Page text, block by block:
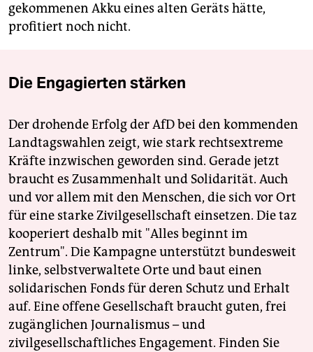
gekommenen Akku eines alten Geräts hätte,
profitiert noch nicht.
Die Engagierten stärken
Der drohende Erfolg der AfD bei den kommenden
Landtagswahlen zeigt, wie stark rechtsextreme
Kräfte inzwischen geworden sind. Gerade jetzt
braucht es Zusammenhalt und Solidarität. Auch
und vor allem mit den Menschen, die sich vor Ort
für eine starke Zivilgesellschaft einsetzen. Die taz
kooperiert deshalb mit "Alles beginnt im
Zentrum". Die Kampagne unterstützt bundesweit
linke, selbstverwaltete Orte und baut einen
solidarischen Fonds für deren Schutz und Erhalt
auf. Eine offene Gesellschaft braucht guten, frei
zugänglichen Journalismus – und
zivilgesellschaftliches Engagement. Finden Sie